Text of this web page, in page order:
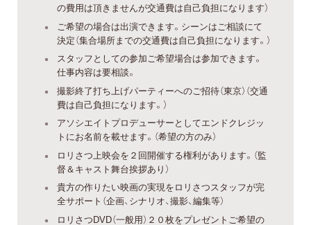
の費用は頂きませんが交通費は自己負担になります）
ご希望の場合は出演できます。シーンはご相談にて
決定（集合場所までの交通費は自己負担になります。）
スタッフとしての参加ご希望場合は参加できます。
仕事内容は要相談。
撮影終了打ち上げパーティーへのご招待（東京）（交通
費は自己負担になります。）
アソシエイトプロデューサーとしてエンドクレジッ
トにお名前を載せます。（希望の方のみ）
ロリさつ上映会を２回開催する権利があります。（監
督＆キャスト舞台挨拶あり）
貴方の作りたい映画の実現をロリさつスタッフが完
全サポート（企画、シナリオ、撮影、編集等）
ロリさつDVD（一般用）２０枚をプレゼントご希望の